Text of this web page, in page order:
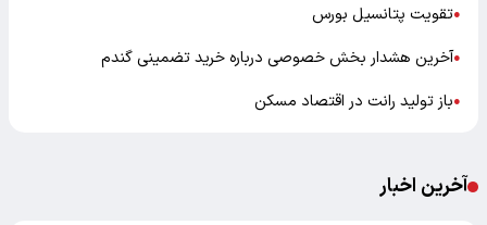
●تقویت پتانسیل بورس
●آخرین هشدار بخش خصوصی درباره خرید تضمینی گندم
●باز تولید رانت در اقتصاد مسکن
آخرین اخبار